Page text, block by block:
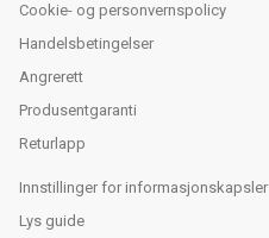
Cookie- og personvernspolicy
Handelsbetingelser
Angrerett
Produsentgaranti
Returlapp
Innstillinger for informasjonskapsler
Lys guide